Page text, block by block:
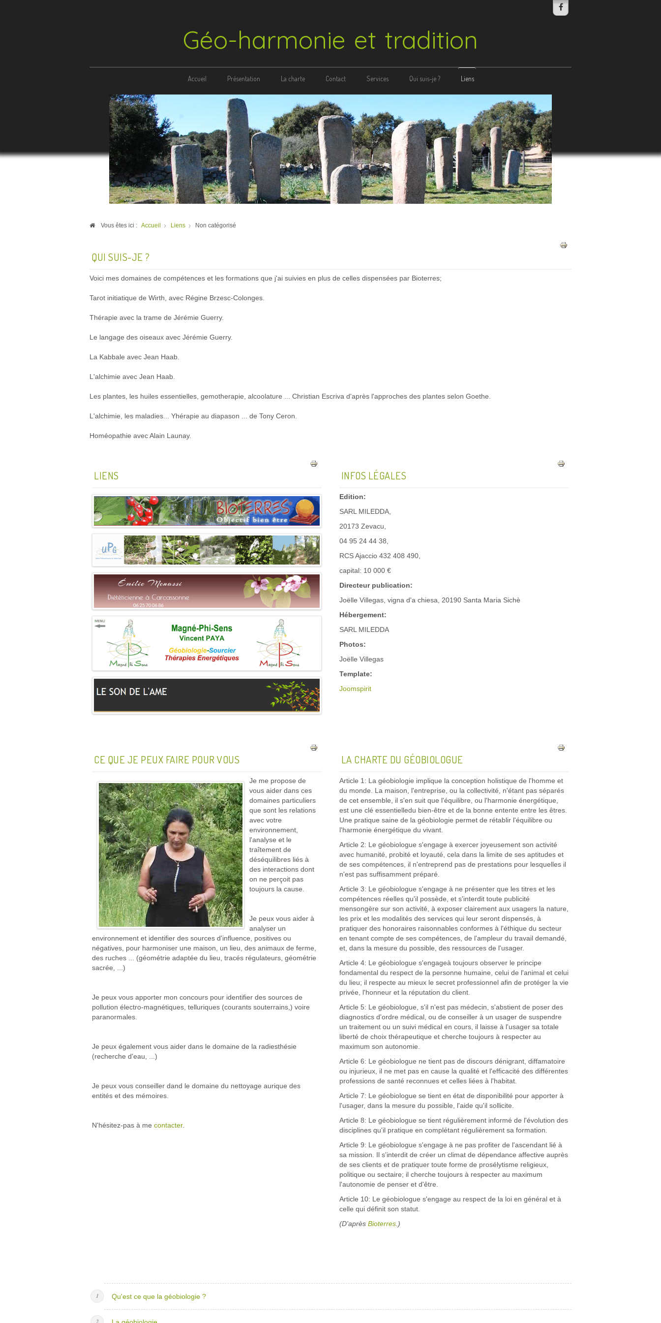
Géo-harmonie et tradition
Accueil Présentation La charte Contact Services Qui suis-je ? Liens
Vous êtes ici : Accueil Liens Non catégorisé
QUI SUIS-JE ?
Voici mes domaines de compétences et les formations que j'ai suivies en plus de celles dispensées par Bioterres;
Tarot initiatique de Wirth, avec Régine Brzesc-Colonges.
Thérapie avec la trame de Jérémie Guerry.
Le langage des oiseaux avec Jérémie Guerry.
La Kabbale avec Jean Haab.
L'alchimie avec Jean Haab.
Les plantes, les huiles essentielles, gemotherapie, alcoolature ... Christian Escriva d'après l'approches des plantes selon Goethe.
L'alchimie, les maladies... Yhérapie au diapason ... de Tony Ceron.
Homéopathie avec Alain Launay.
LIENS INFOS LÉGALES
Edition:
SARL MILEDDA,
20173 Zevacu,
04 95 24 44 38,
RCS Ajaccio 432 408 490,
capital: 10 000 €
Directeur publication:
Joëlle Villegas, vigna d'a chiesa, 20190 Santa Maria Sichè
Hébergement:
SARL MILEDDA
Photos:
Joëlle Villegas
Template:
Joomspirit
CE QUE JE PEUX FAIRE POUR VOUS
Je me propose de
vous aider dans ces
domaines particuliers
que sont les relations
avec votre
environnement,
l'analyse et le
traîtement de
déséquilibres liés à
des interactions dont
on ne perçoit pas
toujours la cause.
Je peux vous aider à
analyser un
environnement et identifier des sources d'influence, positives ou
négatives, pour harmoniser une maison, un lieu, des animaux de ferme,
des ruches ... (géométrie adaptée du lieu, tracés régulateurs, géométrie
sacrée, ...)
Je peux vous apporter mon concours pour identifier des sources de
pollution électro-magnétiques, telluriques (courants souterrains,) voire
paranormales.
Je peux également vous aider dans le domaine de la radiesthésie
(recherche d'eau, ...)
Je peux vous conseiller dand le domaine du nettoyage aurique des
entités et des mémoires.
N'hésitez-pas à me contacter.
LA CHARTE DU GÉOBIOLOGUE
Article 1: La géobiologie implique la conception holistique de l'homme et
du monde. La maison, l'entreprise, ou la collectivité, n'étant pas séparés
de cet ensemble, il s'en suit que l'équilibre, ou l'harmonie énergétique,
est une clé essentielledu bien-être et de la bonne entente entre les êtres.
Une pratique saine de la géobiologie permet de rétablir l'équilibre ou
l'harmonie énergétique du vivant.
Article 2: Le géobiologue s'engage à exercer joyeusement son activité
avec humanité, probité et loyauté, cela dans la limite de ses aptitudes et
de ses compétences, il n'entreprend pas de prestations pour lesquelles il
n'est pas suffisamment préparé.
Article 3: Le géobiologue s'engage à ne présenter que les titres et les
compétences réelles qu'il possède, et s'interdit toute publicité
mensongère sur son activité, à exposer clairement aux usagers la nature,
les prix et les modalités des services qui leur seront dispensés, à
pratiquer des honoraires raisonnables conformes à l'éthique du secteur
en tenant compte de ses compétences, de l'ampleur du travail demandé,
et, dans la mesure du possible, des ressources de l'usager.
Article 4: Le géobiologue s'engageà toujours observer le principe
fondamental du respect de la personne humaine, celui de l'animal et celui
du lieu; il respecte au mieux le secret professionnel afin de protéger la vie
privée, l'honneur et la réputation du client.
Article 5: Le géobiologue, s'il n'est pas médecin, s'abstient de poser des
diagnostics d'ordre médical, ou de conseiller à un usager de suspendre
un traitement ou un suivi médical en cours, il laisse à l'usager sa totale
liberté de choix thérapeutique et cherche toujours à respecter au
maximum son autonomie.
Article 6: Le géobiologue ne tient pas de discours dénigrant, diffamatoire
ou injurieux, il ne met pas en cause la qualité et l'efficacité des différentes
professions de santé reconnues et celles liées à l'habitat.
Article 7: Le géobiologue se tient en état de disponibilité pour apporter à
l'usager, dans la mesure du possible, l'aide qu'il sollicite.
Article 8: Le géobiologue se tient régulièrement informé de l'évolution des
disciplines qu'il pratique en complétant régulièrement sa formation.
Article 9: Le géobiologue s'engage à ne pas profiter de l'ascendant lié à
sa mission. Il s'interdit de créer un climat de dépendance affective auprès
de ses clients et de pratiquer toute forme de prosélytisme religieux,
politique ou sectaire; il cherche toujours à respecter au maximum
l'autonomie de penser et d'être.
Article 10: Le géobiologue s'engage au respect de la loi en général et à
celle qui définit son statut.
(D'après Bioterres.)
Qu'est ce que la géobiologie ?